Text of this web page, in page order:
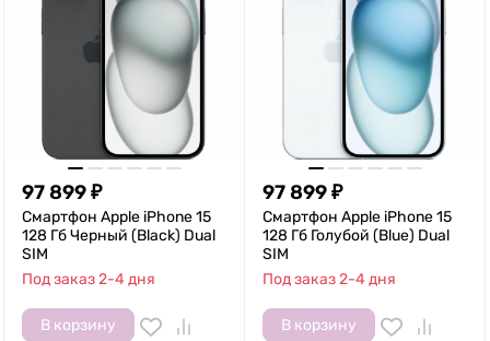
97 899₽
Смартфон Apple iPhone 15
128 Гб Черный (Black) Dual
SIM
Под заказ 2-4 дня
В корзину
97 899₽
Смартфон Apple iPhone 15
128 Гб Голубой (Blue) Dual
SIM
Под заказ 2-4 дня
В корзину